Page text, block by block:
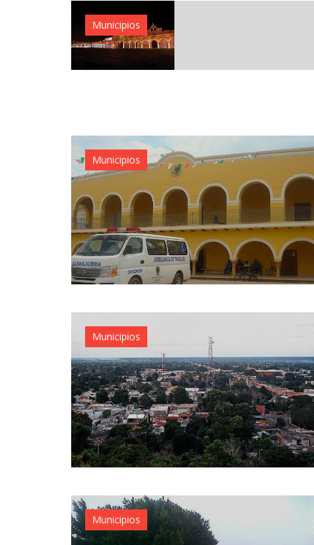
Municipios
Municipios
Municipios
Municipios